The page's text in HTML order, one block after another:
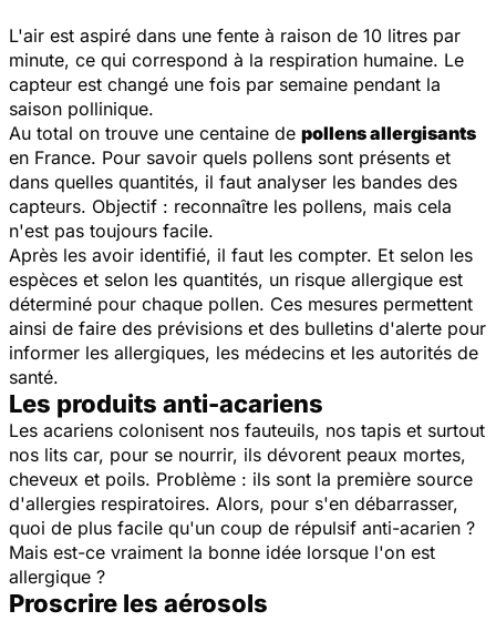
L'air est aspiré dans une fente à raison de 10 litres par
minute, ce qui correspond à la respiration humaine. Le
capteur est changé une fois par semaine pendant la
saison pollinique.
Au total on trouve une centaine de pollens allergisants
en France. Pour savoir quels pollens sont présents et
dans quelles quantités, il faut analyser les bandes des
capteurs. Objectif : reconnaître les pollens, mais cela
n'est pas toujours facile.
Après les avoir identifié, il faut les compter. Et selon les
espèces et selon les quantités, un risque allergique est
déterminé pour chaque pollen. Ces mesures permettent
ainsi de faire des prévisions et des bulletins d'alerte pour
informer les allergiques, les médecins et les autorités de
santé.
Les produits anti-acariens
Les acariens colonisent nos fauteuils, nos tapis et surtout
nos lits car, pour se nourrir, ils dévorent peaux mortes,
cheveux et poils. Problème : ils sont la première source
d'allergies respiratoires. Alors, pour s'en débarrasser,
quoi de plus facile qu'un coup de répulsif anti-acarien ?
Mais est-ce vraiment la bonne idée lorsque l'on est
allergique ?
Proscrire les aérosols